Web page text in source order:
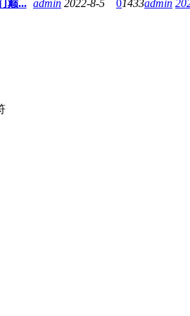
巅... admin 2022-8-5 01433admin